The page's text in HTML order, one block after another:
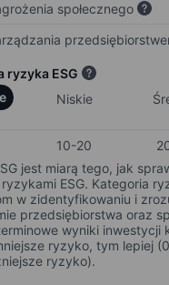
społecznego
ryzyka ESG
Niskie
10-20
jest miarą tego, jak
ESG. Kategoria
w zidentyfikowaniu i
przedsiębiorstwa oraz
wyniki
ryzyko, tym lepiej
ryzyko).